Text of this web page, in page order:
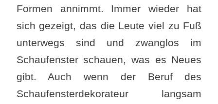
Formen annimmt. Immer wieder hat
sich gezeigt, das die Leute viel zu Fuß
unterwegs sind und zwanglos im
Schaufenster schauen, was es Neues
gibt. Auch wenn der Beruf des
Schaufensterdekorateur langsam